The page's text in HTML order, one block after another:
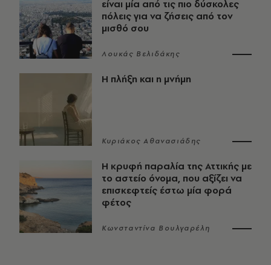
είναι μία από τις πιο δύσκολες
πόλεις για να ζήσεις από τον
μισθό σου
Λουκάς Βελιδάκης
Η πλήξη και η μνήμη
Κυριάκος Αθανασιάδης
Η κρυφή παραλία της Αττικής με
το αστείο όνομα, που αξίζει να
επισκεφτείς έστω μία φορά
φέτος
Κωνσταντίνα Βουλγαρέλη